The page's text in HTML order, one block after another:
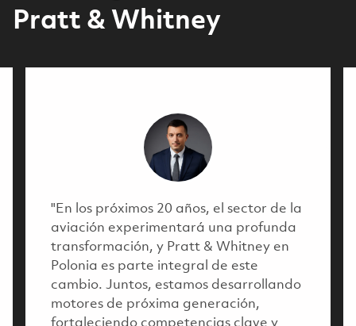
Pratt & Whitney
"En los próximos 20 años, el sector de la
aviación experimentará una profunda
transformación, y Pratt & Whitney en
Polonia es parte integral de este
cambio. Juntos, estamos desarrollando
motores de próxima generación,
fortaleciendo competencias clave y